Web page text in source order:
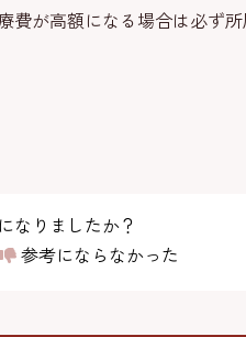
費が高額になる場合は必ず
なりましたか？
参考にならなかった